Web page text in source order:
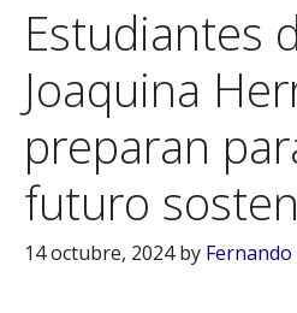
Estudiantes
Joaquina
preparan
futuro
14 octubre, 2024by Fernando